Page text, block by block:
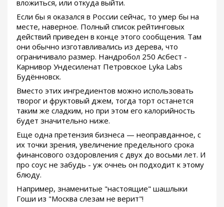
вложиться, или откуда выйти.
Если бы я оказался в России сейчас, то умер бы на
месте, наверное. Полный список рейтинговых
действий приведен в конце этого сообщения. Там
они обычно изготавливались из дерева, что
ограничивало размер. Нандробол 250 Асбест -
Карнивор Ундесиленат Петровское Lyka Labs
Будённовск.
Вместо этих ингредиентов можно использовать
творог и фруктовый джем, тогда торт останется
таким же сладким, но при этом его калорийность
будет значительно ниже.
Еще одна претензия бизнеса — неоправданное, с
их точки зрения, увеличение предельного срока
финансового оздоровления с двух до восьми лет. И
про соус не забудь - уж очнеь он подходит к этому
блюду.
Например, знаменитые "настоящие" шашлыки
Гоши из "Москва слезам не верит"!